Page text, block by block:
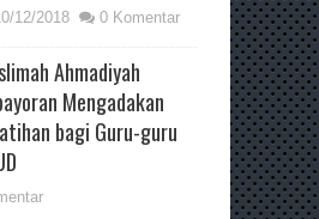
12/2018 0 Komentar
Ahmadiyah
Mengadakan
bagi Guru-guru